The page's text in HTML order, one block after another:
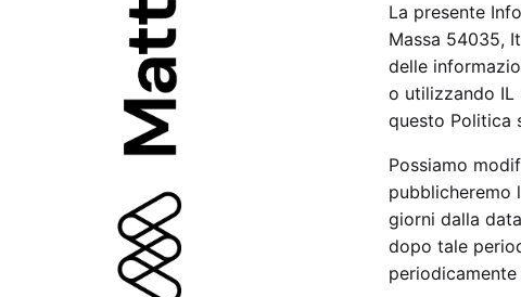
La presente
Massa 54035,
delle
o utilizzando IL
questo Politica
Possiamo
pubblicheremo
giorni dalla
dopo tale